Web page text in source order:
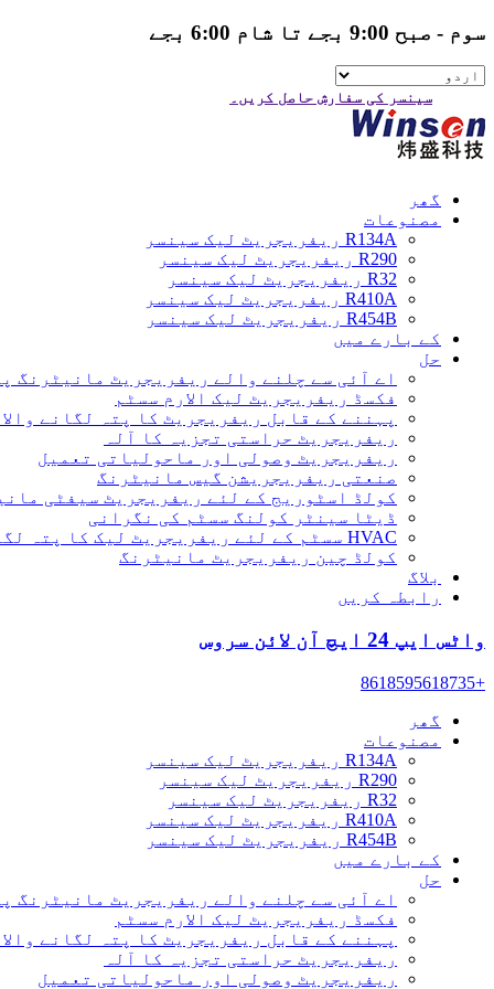
سوم - صبح 9:00 بجے تا شام 6:00 بجے
سینسر کی سفارش حاصل کریں۔
گھر
مصنوعات
R134A ریفریجریٹ لیک سینسر
R290 ریفریجریٹ لیک سینسر
R32 ریفریجریٹ لیک سینسر
R410A ریفریجریٹ لیک سینسر
R454B ریفریجریٹ لیک سینسر
کے بارے میں
حل
اے آئی سے چلنے والے ریفریجریٹ مانیٹرنگ
فکسڈ ریفریجریٹ لیک الارم سسٹم
پہننے کے قابل ریفریجریٹ کا پتہ لگانے والا
ریفریجریٹ حراستی تجزیہ کا آلہ
ریفریجریٹ وصولی اور ماحولیاتی تعمیل
صنعتی ریفریجریشن گیس مانیٹرنگ
کولڈ اسٹوریج کے لئے ریفریجریٹ سیفٹی
ڈیٹا سینٹر کولنگ سسٹم کی نگرانی
HVAC سسٹم کے لئے ریفریجریٹ لیک کا پتہ لگانا
کولڈ چین ریفریجریٹ مانیٹرنگ
بلاگ
رابطہ کریں
واٹس ایپ 24 ایچ آن لائن سروس
+8618595618735
گھر
مصنوعات
R134A ریفریجریٹ لیک سینسر
R290 ریفریجریٹ لیک سینسر
R32 ریفریجریٹ لیک سینسر
R410A ریفریجریٹ لیک سینسر
R454B ریفریجریٹ لیک سینسر
کے بارے میں
حل
اے آئی سے چلنے والے ریفریجریٹ مانیٹرنگ
فکسڈ ریفریجریٹ لیک الارم سسٹم
پہننے کے قابل ریفریجریٹ کا پتہ لگانے والا
ریفریجریٹ حراستی تجزیہ کا آلہ
ریفریجریٹ وصولی اور ماحولیاتی تعمیل